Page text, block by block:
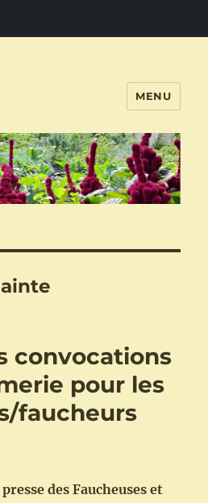
MENU
convocations
pour les
faucheurs
des Faucheuses et